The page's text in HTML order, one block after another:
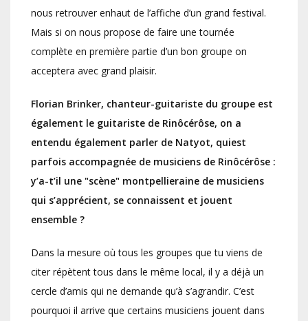
nous retrouver enhaut de l’affiche d’un grand festival.
Mais si on nous propose de faire une tournée
complète en première partie d’un bon groupe on
acceptera avec grand plaisir.
Florian Brinker, chanteur-guitariste du groupe est
également le guitariste de Rinôcérôse, on a
entendu également parler de Natyot, quiest
parfois accompagnée de musiciens de Rinôcérôse :
y’a-t’il une "scène" montpellieraine de musiciens
qui s’apprécient, se connaissent et jouent
ensemble ?
Dans la mesure où tous les groupes que tu viens de
citer répètent tous dans le même local, il y a déjà un
cercle d’amis qui ne demande qu’à s’agrandir. C’est
pourquoi il arrive que certains musiciens jouent dans